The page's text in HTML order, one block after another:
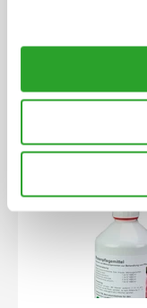
Pflanzenkohle